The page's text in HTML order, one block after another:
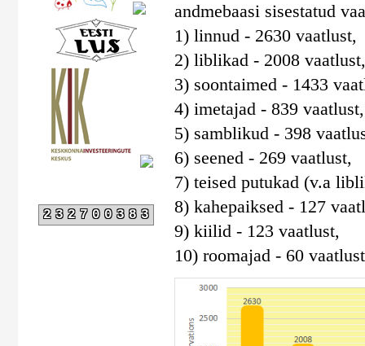
232700383
andmebaasi sisestatud
1) linnud - 2630 vaatlust,
2) liblikad - 2008 vaatlust,
3) soontaimed - 1433
4) imetajad - 839 vaatlust,
5) samblikud - 398
6) seened - 269 vaatlust,
7) teised putukad (v.a
8) kahepaiksed - 127
9) kiilid - 123 vaatlust,
10) roomajad - 60